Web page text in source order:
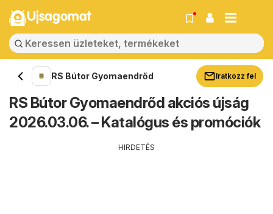
Ujsagomat
RS Bútor Gyomaendrőd Iratkozz fel
RS Bútor Gyomaendrőd akciós újság
2026.03.06. – Katalógus és promóciók
HIRDETÉS